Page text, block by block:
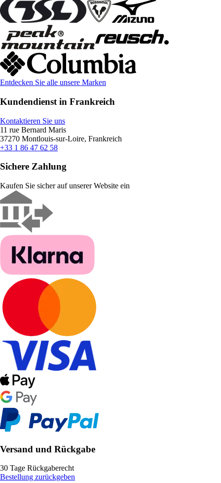
Entdecken Sie alle unsere Marken
Kundendienst in Frankreich
Kontaktieren Sie uns
11 rue Bernard Maris
37270 Montlouis-sur-Loire, Frankreich
+33 1 86 47 62 58
Sichere Zahlung
Kaufen Sie sicher auf unserer Website ein
Versand und Rückgabe
30 Tage Rückgaberecht
Bestellung zurückgeben